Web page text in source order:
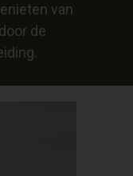
van
de